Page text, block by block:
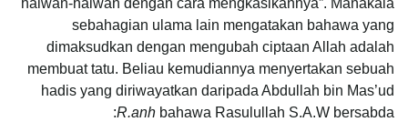
sebahagian ulama lain mengatakan bahawa yang
dimaksudkan dengan mengubah ciptaan Allah adalah
membuat tatu. Beliau kemudiannya menyertakan sebuah
hadis yang diriwayatkan daripada Abdullah bin Mas’ud
R.anh bahawa Rasulullah S.A.W bersabda: